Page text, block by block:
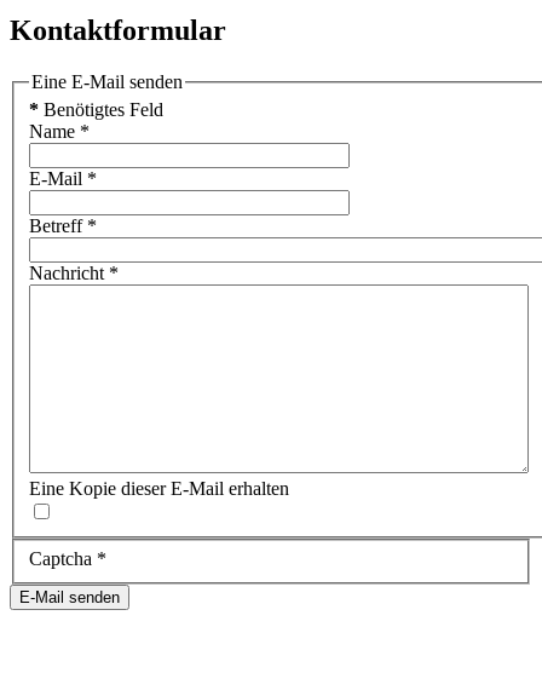
Kontaktformular
Eine E-Mail senden
* Benötigtes Feld
Name *
E-Mail *
Betreff*
Nachricht *
Eine Kopie dieser E-Mail erhalten
Captcha *
E-Mail senden